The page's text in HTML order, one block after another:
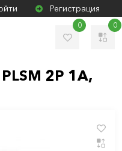
Регистрация
0 0
2P 1А,